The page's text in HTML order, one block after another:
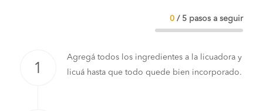
0 / 5 pasos a seguir
Agregá todos los ingredientes a la licuadora y
licuá hasta que todo quede bien incorporado.